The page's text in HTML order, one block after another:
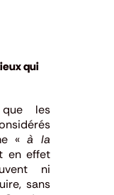
qui
les
« à la
en effet
ni
sans